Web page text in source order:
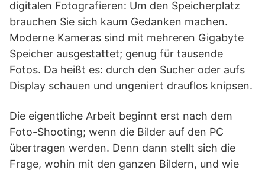
digitalen Fotografieren: Um den Speicherplatz
brauchen Sie sich kaum Gedanken machen.
Moderne Kameras sind mit mehreren Gigabyte
Speicher ausgestattet; genug für tausende
Fotos. Da heißt es: durch den Sucher oder aufs
Display schauen und ungeniert drauflos knipsen.
Die eigentliche Arbeit beginnt erst nach dem
Foto-Shooting; wenn die Bilder auf den PC
übertragen werden. Denn dann stellt sich die
Frage, wohin mit den ganzen Bildern, und wie